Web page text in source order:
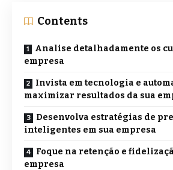
Contents
Analise detalhadamente os
empresa
Invista em tecnologia e
maximizar resultados da sua
Desenvolva estratégias de
inteligentes em sua empresa
Foque na retenção e
empresa